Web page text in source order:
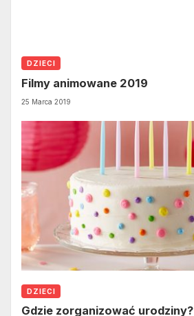
DZIECI
Filmy animowane 2019
25 Marca 2019
DZIECI
Gdzie zorganizować urodziny?